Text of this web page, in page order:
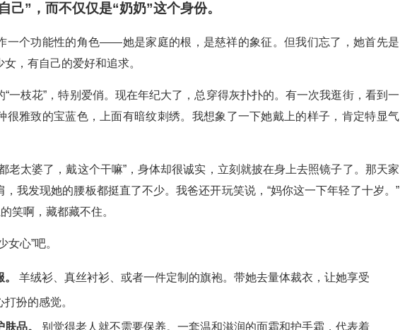
己”，而不仅仅是“奶奶”这个身份。
一个功能性的角色——她是家庭的根，是慈祥的象征。但我们忘了，她首先是
，有自己的爱好和追求。
一枝花”，特别爱俏。现在年纪大了，总穿得灰扑扑的。有一次我逛街，看到一
很雅致的宝蓝色，上面有暗纹刺绣。我想象了一下她戴上的样子，肯定特显气
老太婆了，戴这个干嘛”，身体却很诚实，立刻就披在身上去照镜子了。那天家
我发现她的腰板都挺直了不少。我爸还开玩笑说，“妈你这一下年轻了十岁。”
笑啊，藏都藏不住。
女心”吧。
。 羊绒衫、真丝衬衫、或者一件定制的旗袍。带她去量体裁衣，让她享受
扮的感觉。
肤品。 别觉得老人就不需要保养。一套温和滋润的面霜和护手霜，代表着